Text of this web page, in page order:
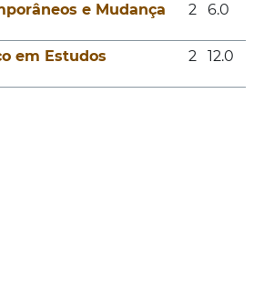
e Mudança
2 6.0
em Estudos
2 12.0